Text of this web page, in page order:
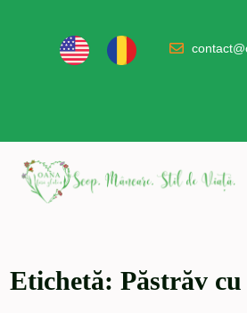
Etichetă:Păstrăv